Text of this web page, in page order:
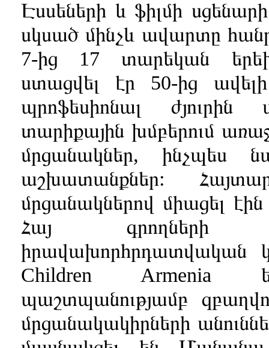
Էսսեների և ֆիլմի
սկսած մինչև ավարտը
7-ից 17 տարեկան
ստացվել էր 50-ից
պրոֆեսիոնալ
տարիքային խմբերում
մրցանակներ, ինչպես
աշխատանքներ:
մրցանակներով միացել
Հայ գրողների
իրավախորհրդատվական
Children Armenia
պաշտպանությամբ
մրցանակակիրների